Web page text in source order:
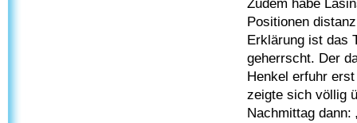
Zudem habe
Positionen
Erklärung ist das
geherrscht. Der
Henkel erfuhr
zeigte sich völlig
Nachmittag dann: